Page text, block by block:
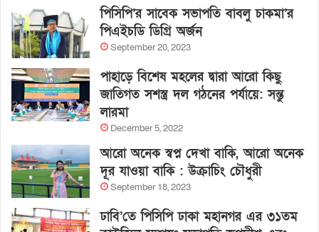
পিসিপি’র সাবেক সভাপতি বাবলু চাকমা’র
পিএইচডি ডিগ্রি অর্জন
September 20, 2023
পাহাড়ে বিশেষ মহলের দ্বারা আরো কিছু
জাতিগত সশস্ত্র দল গঠনের পর্যায়ে: সন্তু
লারমা
December 5, 2022
আরো অনেক স্বপ্ন দেখা বাকি, আরো অনেক
দূর যাওয়া বাকি : উক্রাচিং চৌধুরী
September 18, 2023
ঢাবি’তে পিসিপি ঢাকা মহানগর এর ৩১তম